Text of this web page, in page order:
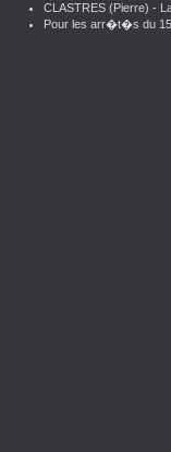
CLASTRES (Pierre) -
Pour les arr�t�s du